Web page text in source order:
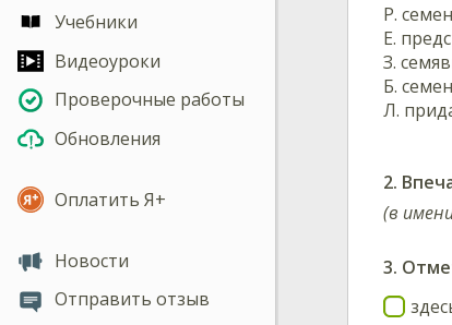
Учебники
Видеоуроки
Проверочные работы
Обновления
Оплатить Я+
Новости
Отправить отзыв
Р.
Е.
З.
Б.
Л.
2.
(в
3.